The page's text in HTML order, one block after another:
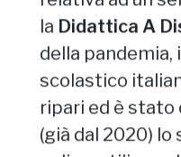
relativa ad un
la Didattica A
della
scolastico
ripari ed è
(già dal 2020)